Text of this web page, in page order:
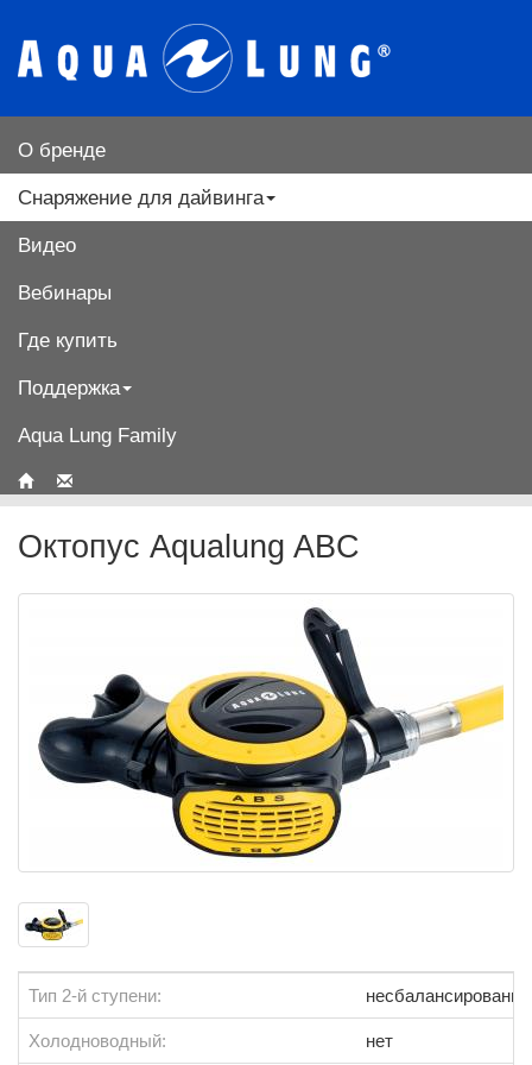
О бренде
Снаряжение для дайвинга
Видео
Вебинары
Где купить
Поддержка
Aqua Lung Family
Октопус Aqualung ABC
Тип 2-й ступени:
Холодноводный: нет